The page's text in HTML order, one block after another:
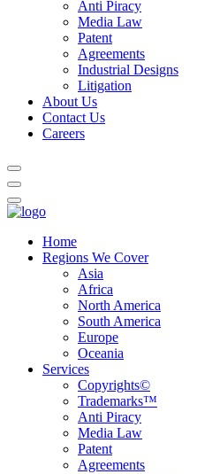
Anti Piracy
Media Law
Patent
Agreements
Industrial Designs
Litigation
About Us
Contact Us
Careers
Home
Regions We Cover
Asia
Africa
North America
South America
Europe
Oceania
Services
Copyrights©
Trademarks™
Anti Piracy
Media Law
Patent
Agreements